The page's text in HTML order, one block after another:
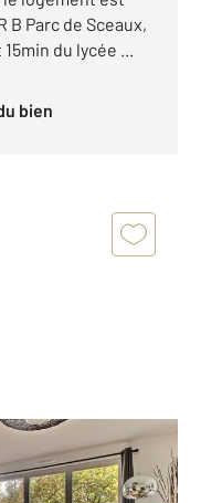
B Parc de Sceaux,
du lycée ...
bien